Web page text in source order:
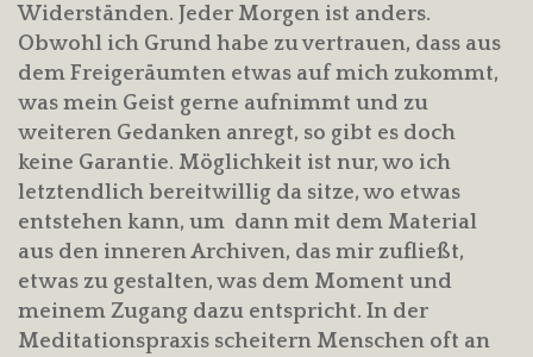
Widerständen. Jeder Morgen ist anders.
Obwohl ich Grund habe zu vertrauen, dass aus
dem Freigeräumten etwas auf mich zukommt,
was mein Geist gerne aufnimmt und zu
weiteren Gedanken anregt, so gibt es doch
keine Garantie. Möglichkeit ist nur, wo ich
letztendlich bereitwillig da sitze, wo etwas
entstehen kann, um dann mit dem Material
aus den inneren Archiven, das mir zufließt,
etwas zu gestalten, was dem Moment und
meinem Zugang dazu entspricht. In der
Meditationspraxis scheitern Menschen oft an